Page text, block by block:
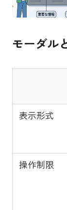
モーダル
表示形式
操作制限